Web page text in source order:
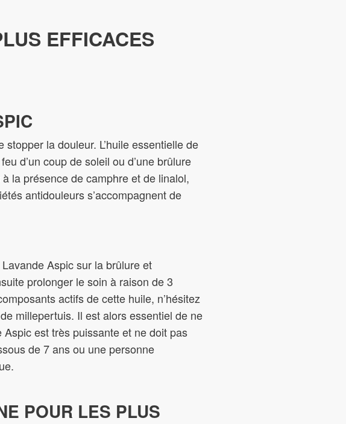
EFFICACES
la douleur. L’huile essentielle de
d’un coup de soleil ou d’une brûlure
la présence de camphre et de linalol,
antidouleurs s’accompagnent de
Aspic sur la brûlure et
prolonger le soin à raison de 3
actifs de cette huile, n’hésitez
millepertuis. Il est alors essentiel de ne
est très puissante et ne doit pas
de 7 ans ou une personne
POUR LES PLUS